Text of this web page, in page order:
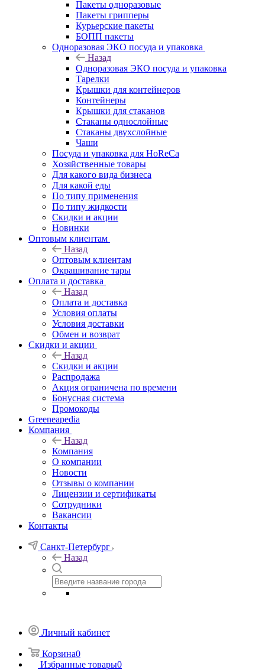
Пакеты одноразовые
Пакеты грипперы
Курьерские пакеты
БОПП пакеты
Одноразовая ЭКО посуда и упаковка
Назад
Одноразовая ЭКО посуда и упаковка
Тарелки
Крышки для контейнеров
Контейнеры
Крышки для стаканов
Стаканы однослойные
Стаканы двухслойные
Чаши
Посуда и упаковка для HoReCa
Хозяйственные товары
Для какого вида бизнеса
Для какой еды
По типу применения
По типу жидкости
Скидки и акции
Новинки
Оптовым клиентам
Назад
Оптовым клиентам
Окрашивание тары
Оплата и доставка
Назад
Оплата и доставка
Условия оплаты
Условия доставки
Обмен и возврат
Скидки и акции
Назад
Скидки и акции
Распродажа
Акция ограничена по времени
Бонусная система
Промокоды
Greeneapedia
Компания
Назад
Компания
О компании
Новости
Отзывы о компании
Лицензии и сертификаты
Сотрудники
Вакансии
Контакты
Санкт-Петербург
Назад
Личный кабинет
Корзина0
Избранные товары0